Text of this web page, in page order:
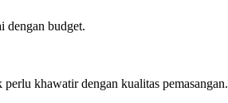
dengan budget.
khawatir dengan kualitas pemasangan.